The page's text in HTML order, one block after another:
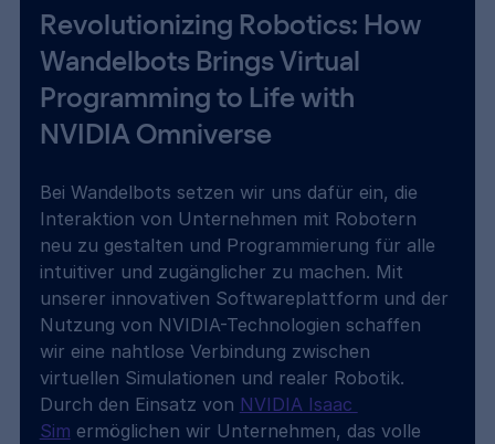
Revolutionizing Robotics: How
Wandelbots Brings Virtual
Programming to Life with
NVIDIA Omniverse
Bei Wandelbots setzen wir uns dafür ein, die
Interaktion von Unternehmen mit Robotern
neu zu gestalten und Programmierung für alle
intuitiver und zugänglicher zu machen. Mit
unserer innovativen Softwareplattform und der
Nutzung von NVIDIA-Technologien schaffen
wir eine nahtlose Verbindung zwischen
virtuellen Simulationen und realer Robotik.
Durch den Einsatz von NVIDIA Isaac
Sim ermöglichen wir Unternehmen, das volle